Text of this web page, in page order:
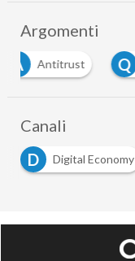
Argomenti
A
Antitrust Q
Canali
D
Digital Economy